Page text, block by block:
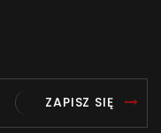
ZAPISZ SIĘ